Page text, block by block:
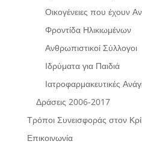
Οικογένειες που έχουν
Φροντίδα Ηλικιωμένων
Ανθρωπιστικοί Σύλλογοι
Ιδρύματα για Παιδιά
Ιατροφαρμακευτικές
Δράσεις 2006-2017
Τρόποι Συνεισφοράς στον
Επικοινωνία